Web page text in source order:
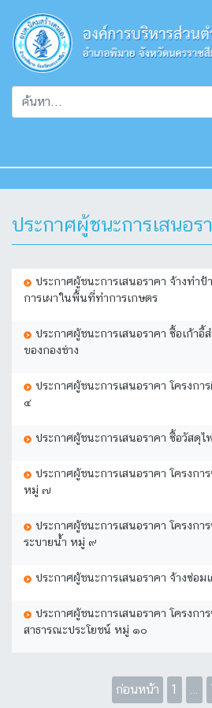
ประกาศผู้ชนะการเสนอร
ประกาศผู้ชนะการเสนอราคา จ้างทำป้
การเผาในพื้นที่ทำการเกษตร
ประกาศผู้ชนะการเสนอราคา ซื้อเก้า
ของกองช่าง
ประกาศผู้ชนะการเสนอราคา โครงกา
๔
ประกาศผู้ชนะการเสนอราคา ซื้อวัสดุ
ประกาศผู้ชนะการเสนอราคา โครงก
หมู่ ๗
ประกาศผู้ชนะการเสนอราคา โครงก
ระบายน้ำ หมู่ ๙
ประกาศผู้ชนะการเสนอราคา จ้างซ่อ
ประกาศผู้ชนะการเสนอราคา โครงกา
สาธารณะประโยชน์ หมู่ ๑๐
ก่อนหน้า 1 …